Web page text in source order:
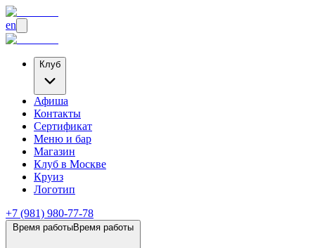
en
Клуб
Афиша
Контакты
Сертификат
Меню и бар
Магазин
Клуб в Москве
Круиз
Логотип
+7 (981) 980-77-78
Время работыВремя работы